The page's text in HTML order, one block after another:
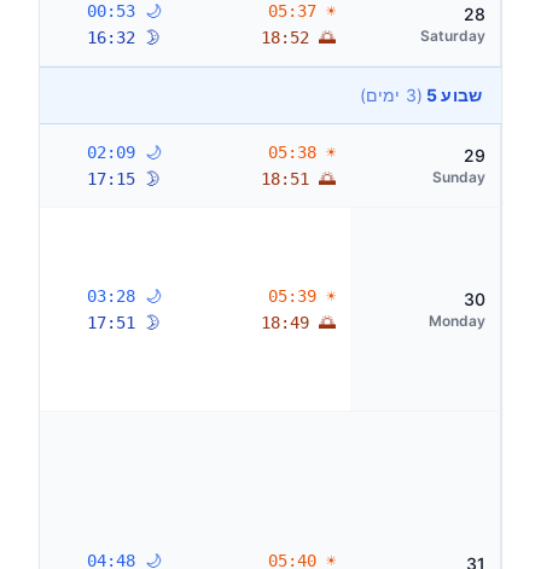
28
Saturday
☀ 05:37
🌅 18:52
🌙 00:53
🌛 16:32
שבוע 5 (3 ימים)
29
Sunday
☀ 05:38
🌅 18:51
🌙 02:09
🌛 17:15
30
Monday
☀ 05:39
🌅 18:49
🌙 03:28
🌛 17:51
31
☀ 05:40
🌙 04:48